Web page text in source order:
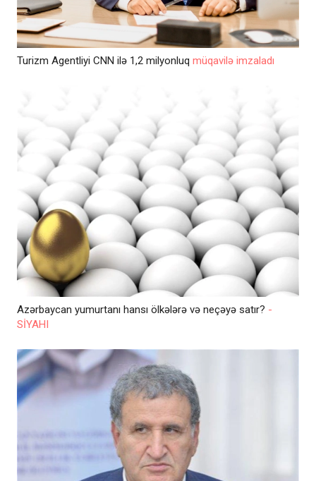
Turizm Agentliyi CNN ilə 1,2 milyonluq müqavilə imzaladı
Azərbaycan yumurtanı hansı ölkələrə və neçəyə satır? -
SİYAHI